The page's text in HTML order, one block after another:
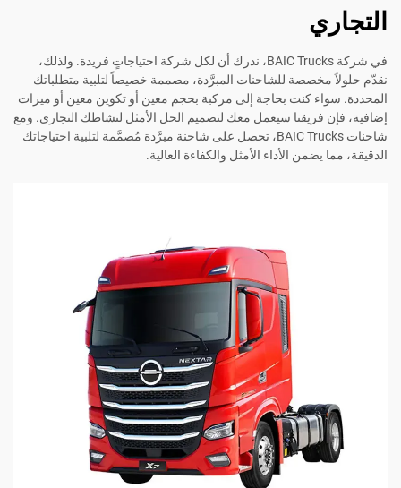
التجاري
في شركة BAIC Trucks، ندرك أن لكل شركة احتياجاتٍ فريدة. ولذلك،
نقدّم حلولاً مخصصة للشاحنات المبرَّدة، مصممة خصيصاً لتلبية متطلباتك
المحددة. سواء كنت بحاجة إلى مركبة بحجم معين أو تكوين معين أو ميزات
إضافية، فإن فريقنا سيعمل معك لتصميم الحل الأمثل لنشاطك التجاري. ومع
شاحنات BAIC Trucks، تحصل على شاحنة مبرَّدة مُصمَّمة لتلبية احتياجاتك
الدقيقة، مما يضمن الأداء الأمثل والكفاءة العالية.